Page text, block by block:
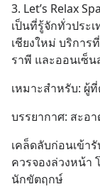
3. Let’s Relax Spa
เป็นที่รู้จักทั่วประ
เชียงใหม่ บริการ
ราพี และออนเซ็
เหมาะสำหรับ: ผู้
บรรยากาศ: สะอ
เคล็ดลับก่อนเข้า
ควรจองล่วงหน้า
นักขัตฤกษ์